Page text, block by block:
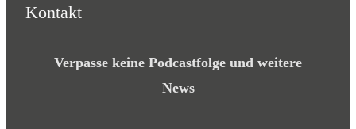
Kontakt
Verpasse keine Podcastfolge und weitere
News